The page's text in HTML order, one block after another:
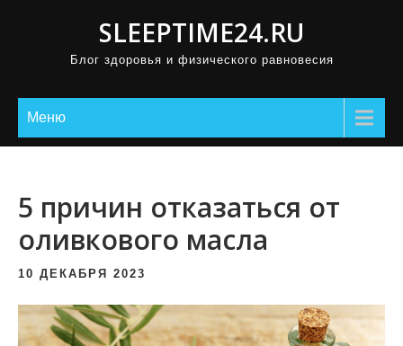
SLEEPTIME24.RU
Блог здоровья и физического равновесия
Меню
5 причин отказаться от
оливкового масла
10 ДЕКАБРЯ 2023